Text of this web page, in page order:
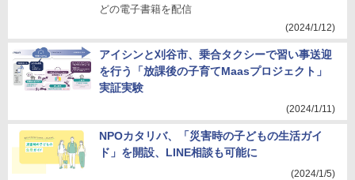
どの電子書籍を配信
(2024/1/12)
アイシンと刈谷市、乗合タクシーで習い事送迎
を行う「放課後の子育てMaasプロジェクト」
実証実験
(2024/1/11)
NPOカタリバ、「災害時の子どもの生活ガイ
ド」を開設、LINE相談も可能に
(2024/1/5)